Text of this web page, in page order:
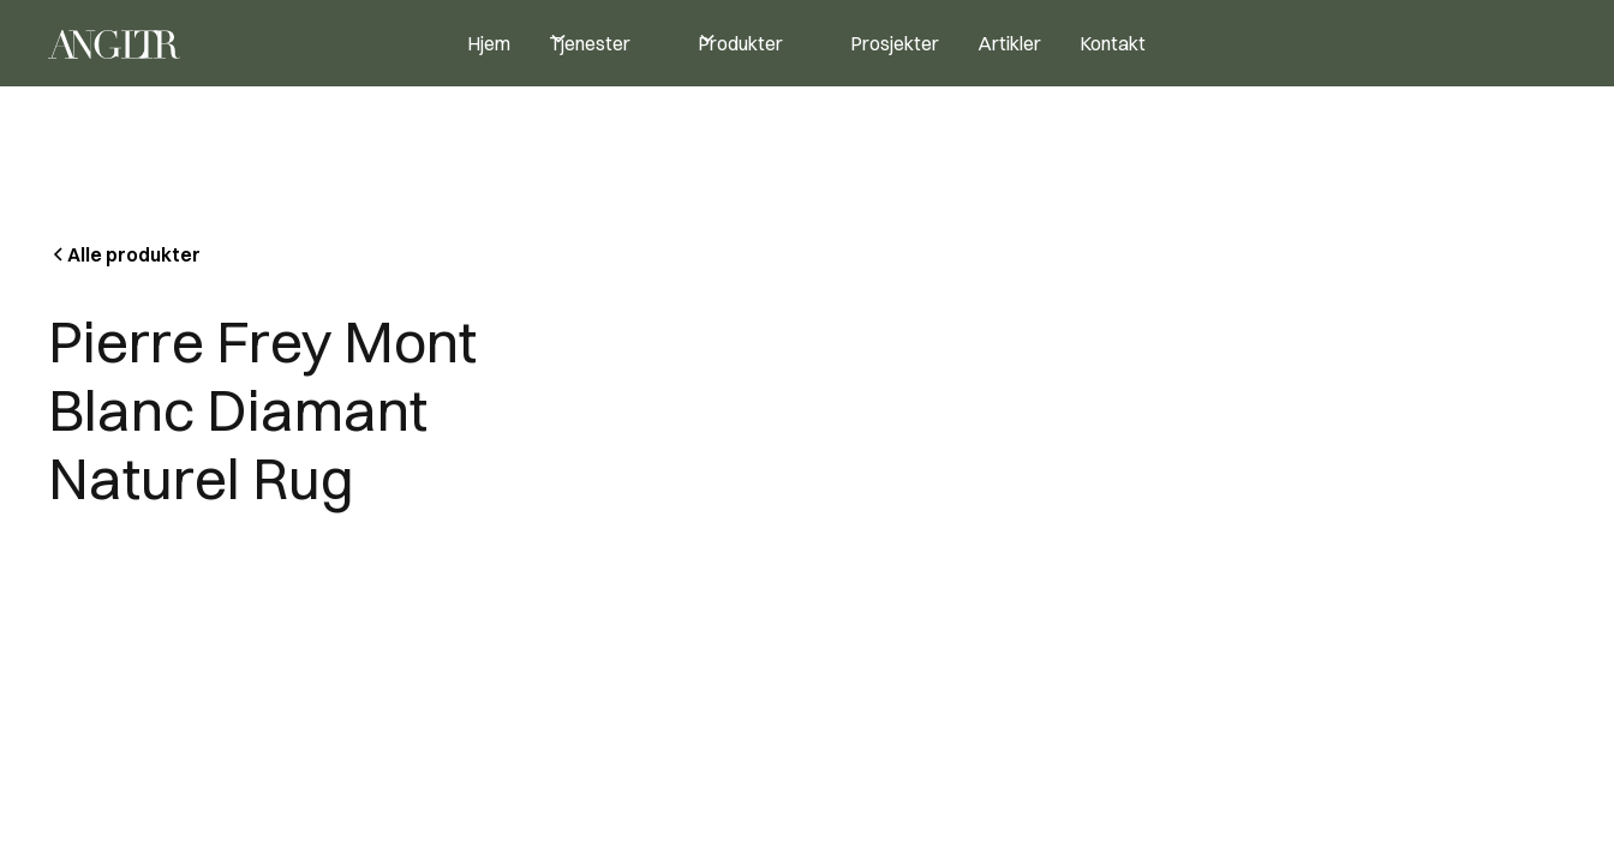
Hjem Tjenester Produkter Prosjekter Artikler Kontakt
Alle produkter
Pierre Frey Mont
Blanc Diamant
Naturel Rug